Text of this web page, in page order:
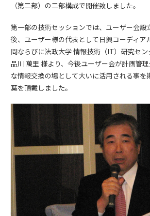
（第二部）の二部構成で開催致しました。
第一部の技術セッションでは、ユーザー会設
後、ユーザー様の代表として日興コーディア
問ならびに法政大学 情報技術（IT）研究セ
品川 萬里 様より、今後ユーザー会が計画管
な情報交換の場として大いに活用される事を
葉を頂戴しました。